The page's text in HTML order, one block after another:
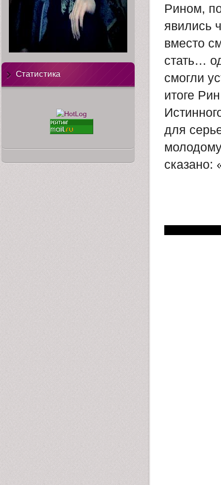
Рином,
явились
вместо
стать…
смогли
итоге
для
сказано:
Статистика